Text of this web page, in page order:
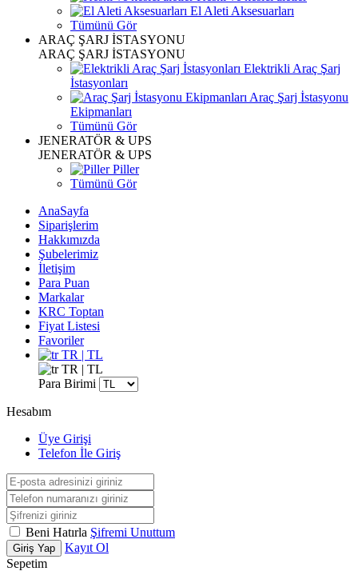
El Aleti Aksesuarları
Tümünü Gör
ARAÇ ŞARJ İSTASYONU
ARAÇ ŞARJ İSTASYONU
Elektrikli Araç Şarj
İstasyonları
Araç Şarj İstasyonu
Ekipmanları
Tümünü Gör
JENERATÖR & UPS
JENERATÖR & UPS
Piller
Tümünü Gör
AnaSayfa
Siparişlerim
Hakkımızda
Şubelerimiz
İletişim
Para Puan
Markalar
KRC Toptan
Fiyat Listesi
Favoriler
TR | TL
TR | TL
Para Birimi
Hesabım
Üye Girişi
Telefon İle Giriş
Beni Hatırla Şifremi Unuttum
Giriş Yap
Kayıt Ol
Sepetim